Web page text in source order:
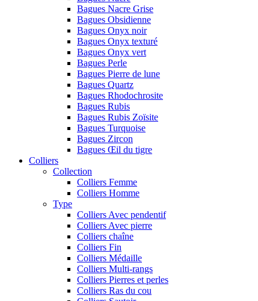
Bagues Nacre Grise
Bagues Obsidienne
Bagues Onyx noir
Bagues Onyx texturé
Bagues Onyx vert
Bagues Perle
Bagues Pierre de lune
Bagues Quartz
Bagues Rhodochrosite
Bagues Rubis
Bagues Rubis Zoïsite
Bagues Turquoise
Bagues Zircon
Bagues Œil du tigre
Colliers
Collection
Colliers Femme
Colliers Homme
Type
Colliers Avec pendentif
Colliers Avec pierre
Colliers chaîne
Colliers Fin
Colliers Médaille
Colliers Multi-rangs
Colliers Pierres et perles
Colliers Ras du cou